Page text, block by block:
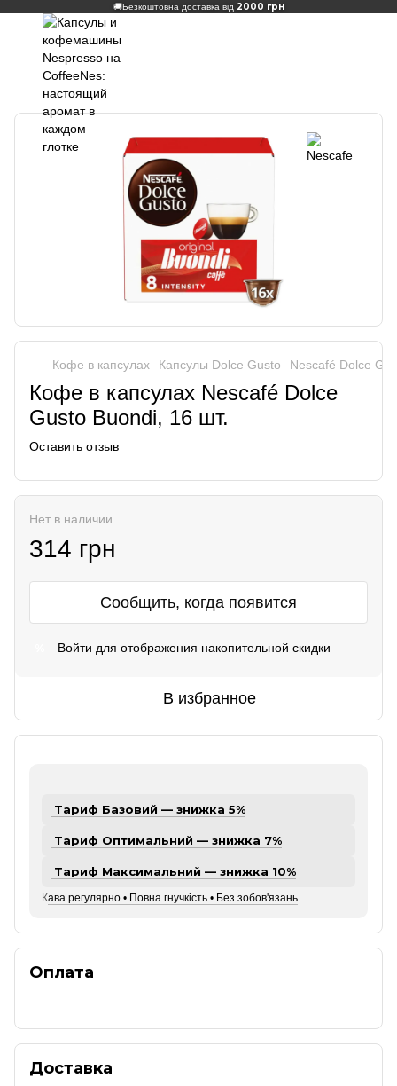
🚚Безкоштовна доставка від 2000 грн
Кофе в капсулах Капсулы Dolce Gusto Nescafé Dolce
Кофе в капсулах Nescafé Dolce
Gusto Buondi, 16 шт.
Оставить отзыв
Нет в наличии
314 грн
Сообщить, когда появится
Войти для отображения накопительной скидки
В избранное
Тариф Базовий — знижка 5%
Тариф Оптимальний — знижка 7%
Тариф Максимальний — знижка 10%
Кава регулярно • Повна гнучкість • Без зобов'язань
Оплата
Доставка